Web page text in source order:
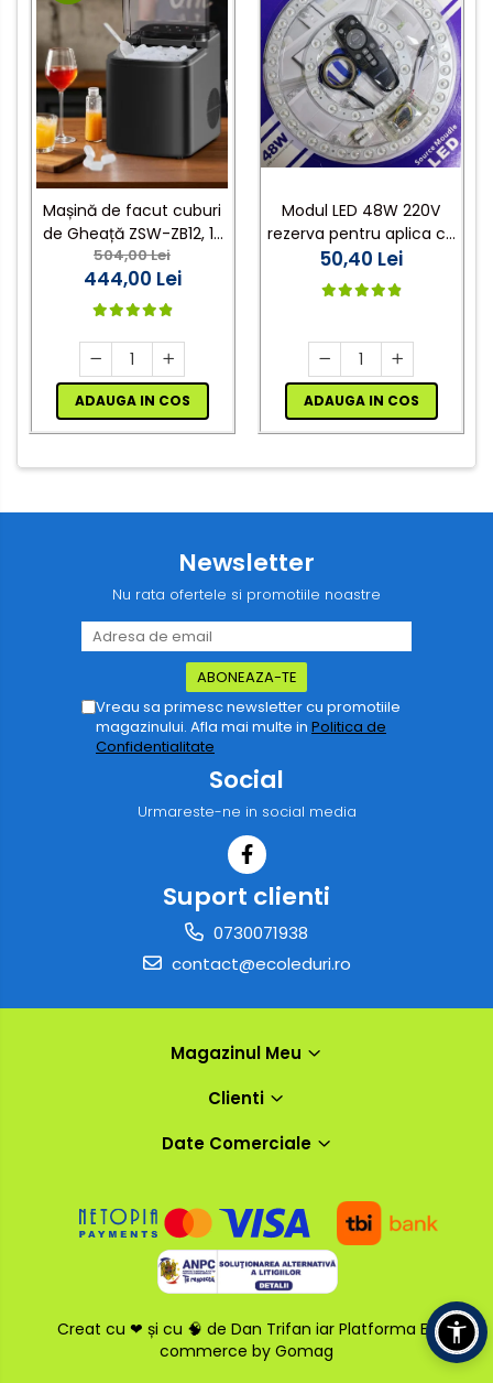
Masina de facut gheata
Produse grele si voluminoase
Promotii
Mașină de facut cuburi
de Gheață ZSW-ZB12, 12
kg/zi, Rezervor 1.2L,
Panou Tactil, Design
Compact, Negru
504,00 Lei
444,00 Lei
ADAUGA IN COS
Modul LED 48W 220V
rezerva pentru aplica cu
3 Culori si telecomanda
50,40 Lei
ADAUGA IN COS
Newsletter
Nu rata ofertele si promotiile noastre
Vreau sa primesc newsletter cu promotiile
magazinului. Afla mai multe in Politica de
Confidentialitate
Social
Urmareste-ne in social media
Suport clienti
0730071938
contact@ecoleduri.ro
Magazinul Meu
Clienti
Date Comerciale
Creat cu ❤ și cu 🧠 de Dan Trifan iar Platforma E-
commerce by Gomag